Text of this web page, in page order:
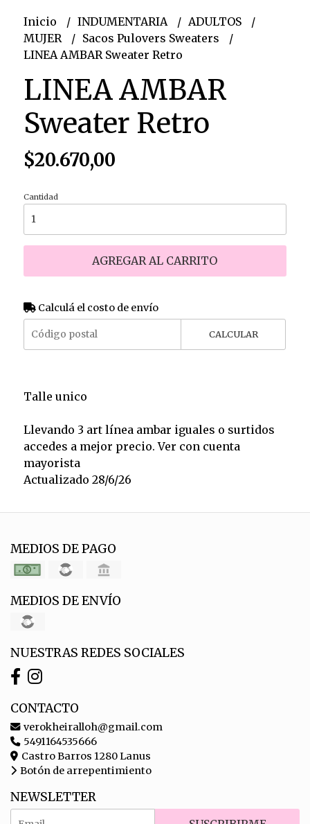
Inicio INDUMENTARIA
ADULTOS
MUJER
Sacos Pulovers Sweaters
LINEA AMBAR Sweater Retro
LINEA AMBAR
Sweater Retro
$20.670,00
Cantidad
AGREGAR AL CARRITO
Calculá el costo de envío
CALCULAR
Talle unico
Llevando 3 art línea ambar iguales o surtidos
accedes a mejor precio. Ver con cuenta
mayorista
Actualizado 28/6/26
MEDIOS DE PAGO
MEDIOS DE ENVÍO
NUESTRAS REDES SOCIALES
CONTACTO
verokheiralloh@gmail.com
5491164535666
Castro Barros 1280 Lanus
Botón de arrepentimiento
NEWSLETTER